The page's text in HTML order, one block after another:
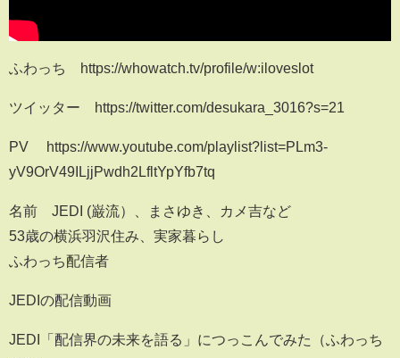
ふわっち https://whowatch.tv/profile/w:iloveslot
ツイッター https://twitter.com/desukara_3016?s=21
PV https://www.youtube.com/playlist?list=PLm3-
yV9OrV49ILjjPwdh2LfltYpYfb7tq
名前 JEDI (巌流）、まさゆき、カメ吉など
53歳の横浜羽沢住み、実家暮らし
ふわっち配信者
JEDIの配信動画
JEDI「配信界の未来を語る」につっこんでみた（ふわっち